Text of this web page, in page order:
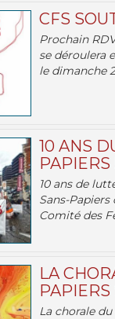
CFS
Prochain
se déroulera
le dimanche
10 ANS
PAPIERS
10 ans de
Sans-
Comité des
LA
PAPIERS
La chorale